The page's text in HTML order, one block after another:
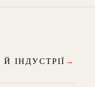
ІНДУСТРІЇ →